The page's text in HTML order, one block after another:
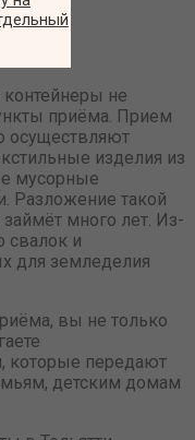
не
приёма. Прием
осуществляют
изделия из
мусорные
Разложение такой
много лет. Из-
свалок и
для земледелия
вы не только
которые передают
детским домам